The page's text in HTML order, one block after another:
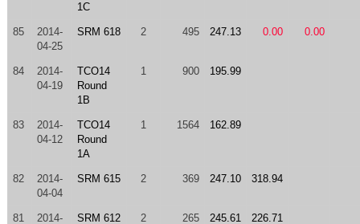
1C
85
2014-
04-25
SRM 618 2 495 247.13 0.00 0.00
84
2014-
04-19
TCO14
Round
1B
1 900 195.99
83
2014-
04-12
TCO14
Round
1A
1 1564 162.89
82
2014-
04-04
SRM 615 2 369 247.10 318.94
81
2014-
SRM 612 2 265 245.61 226.71